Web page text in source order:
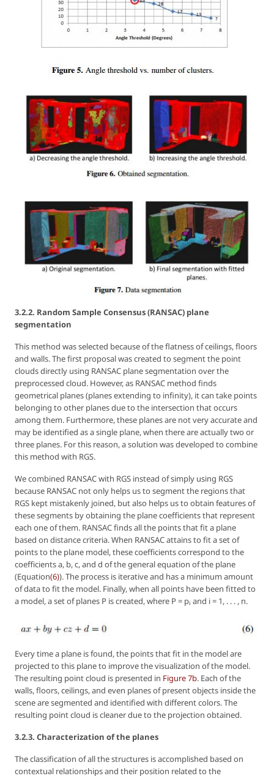
3.2.2. Random Sample Consensus (RANSAC) plane
segmentation
This method was selected because of the flatness of ceilings, floors
and walls. The first proposal was created to segment the point
clouds directly using RANSAC plane segmentation over the
preprocessed cloud. However, as RANSAC method finds
geometrical planes (planes extending to infinity), it can take points
belonging to other planes due to the intersection that occurs
among them. Furthermore, these planes are not very accurate and
may be identified as a single plane, when there are actually two or
three planes. For this reason, a solution was developed to combine
this method with RGS.
We combined RANSAC with RGS instead of simply using RGS
because RANSAC not only helps us to segment the regions that
RGS kept mistakenly joined, but also helps us to obtain features of
these segments by obtaining the plane coefficients that represent
each one of them. RANSAC finds all the points that fit a plane
based on distance criteria. When RANSAC attains to fit a set of
points to the plane model, these coefficients correspond to the
coefficientsa, b, c,and d of the general equation of the plane
(Equation(6)). The process is iterative and has a minimum amount
of data to fit the model. Finally, when all points have been fitted to
a model, a set of planes P is created, where P = pi and i= 1, . . . , n.
Every time a plane is found, the points that fit in the model are
projected to this plane to improve the visualization of the model.
The resulting point cloud is presented in Figure 7b. Each of the
walls, floors, ceilings, and even planes of present objects inside the
scene are segmented and identified with different colors. The
resulting point cloud is cleaner due to the projection obtained.
3.2.3. Characterization of the planes
The classification of all the structures is accomplished based on
contextual relationships and their position related to the